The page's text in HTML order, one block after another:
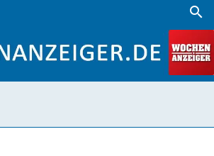
search